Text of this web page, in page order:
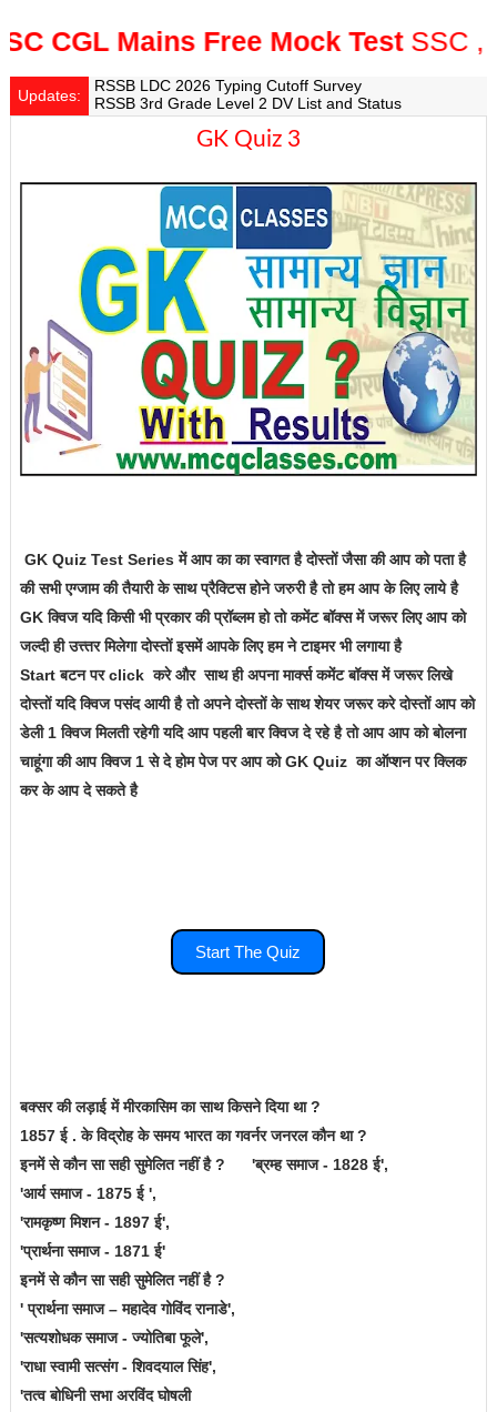
Mains Free Mock TestSSC ,
Updates:
RSSB LDC 2026 Typing Cutoff Survey
RSSB 3rd Grade Level 2 DV List and Status
Rajasthan Police SI Result 2025 Out
CET 12th Exam 2026 Syllabus and Exam Dates
GK Quiz 3
GK Quiz Test Series में आप का का स्वागत है दोस्तों जैसा की आप को पता है
की सभी एग्जाम की तैयारी के साथ प्रैक्टिस होने जरुरी है तो हम आप के लिए लाये है
GK क्विज यदि किसी भी प्रकार की प्रॉब्लम हो तो कमेंट बॉक्स में जरूर लिए आप को
जल्दी ही उत्त्तर मिलेगा दोस्तों इसमें आपके लिए हम ने टाइमर भी लगाया है
Start बटन पर click करे औरसाथ ही अपना मार्क्स कमेंट बॉक्स में जरूर लिखे
दोस्तों यदि क्विज पसंद आयी है तो अपने दोस्तों के साथ शेयर जरूर करे दोस्तों आप को
डेली 1 क्विज मिलती रहेगी यदि आप पहली बार क्विज दे रहे है तो आप आप को बोलना
चाहूंगा की आप क्विज 1 से दे होम पेज पर आप को GK Quiz का ऑप्शन पर क्लिक
कर के आप दे सकते है
Start The Quiz
बक्सर की लड़ाई में मीरकासिम का साथ किसने दिया था ?
1857 ई . के विद्रोह के समय भारत का गवर्नर जनरल कौन था ?
इनमें से कौन सा सही सुमेलित नहीं है ? 'ब्रम्ह समाज - 1828 ई',
'आर्य समाज - 1875 ई ',
'रामकृष्ण मिशन - 1897 ई',
'प्रार्थना समाज - 1871 ई'
इनमें से कौन सा सही सुमेलित नहीं है ?
' प्रार्थना समाज – महादेव गोविंद रानाडे',
'सत्यशोधक समाज - ज्योतिबा फूले',
'राधा स्वामी सत्संग - शिवदयाल सिंह',
'तत्व बोधिनी सभा अरविंद घोषली